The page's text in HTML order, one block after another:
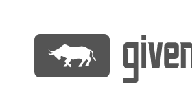
содержимому